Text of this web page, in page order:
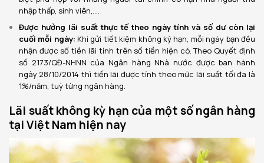
nhập thấp, sinh viên,.…
Được hưởng lãi suất thực tế theo ngày tính và số dư còn lại
cuối mỗi ngày: Khi gửi tiết kiệm không kỳ hạn, mỗi ngày bạn đều
nhận được số tiền lãi tính trên số tiền hiện có. Theo Quyết định
số 2173/QĐ-NHNN của Ngân hàng Nhà nước được ban hành
ngày 28/10/2014 thì tiền lãi được tính theo mức lãi suất tối đa là
1%/năm, tuỳ từng ngân hàng.
Lãi suất không kỳ hạn của một số ngân hàng
tại Việt Nam hiện nay